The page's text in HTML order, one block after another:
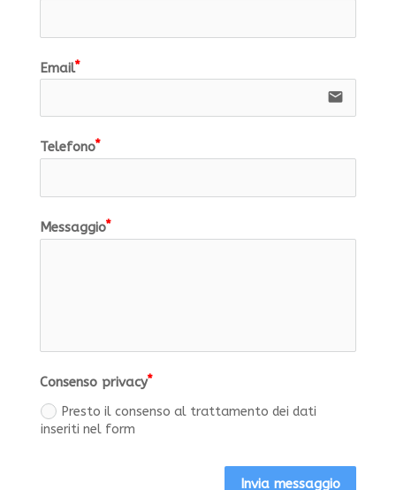
Email
email
Telefono
Messaggio
Consenso privacy
Presto il consenso al trattamento dei dati
inseriti nel form
Invia messaggio